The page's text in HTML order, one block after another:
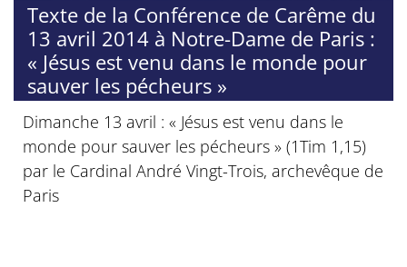
Texte de la Conférence de Carême du
13 avril 2014 à Notre-Dame de Paris :
« Jésus est venu dans le monde pour
sauver les pécheurs »
Dimanche 13 avril : « Jésus est venu dans le
monde pour sauver les pécheurs » (1Tim 1,15)
par le Cardinal André Vingt-Trois, archevêque de
Paris